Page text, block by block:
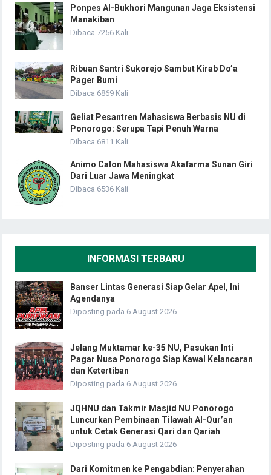
Ponpes Al-Bukhori Mangunan Jaga Eksistensi
Manakiban
Dibaca 7256 Kali
Ribuan Santri Sukorejo Sambut Kirab Do’a
Pager Bumi
Dibaca 6869 Kali
Geliat Pesantren Mahasiswa Berbasis NU di
Ponorogo: Serupa Tapi Penuh Warna
Dibaca 6811 Kali
Animo Calon Mahasiswa Akafarma Sunan Giri
Dari Luar Jawa Meningkat
Dibaca 6536 Kali
INFORMASI TERBARU
Banser Lintas Generasi Siap Gelar Apel, Ini
Agendanya
Diposting pada 6 August 2026
Jelang Muktamar ke-35 NU, Pasukan Inti
Pagar Nusa Ponorogo Siap Kawal Kelancaran
dan Ketertiban
Diposting pada 6 August 2026
JQHNU dan Takmir Masjid NU Ponorogo
Luncurkan Pembinaan Tilawah Al-Qur’an
untuk Cetak Generasi Qari dan Qariah
Diposting pada 6 August 2026
Dari Komitmen ke Pengabdian: Penyerahan